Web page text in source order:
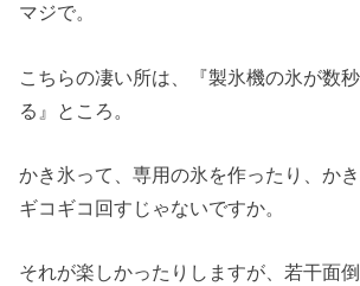
マジで。
こちらの凄い所は、『製氷機の氷が数
る』ところ。
かき氷って、専用の氷を作ったり、か
ギコギコ回すじゃないですか。
それが楽しかったりしますが、若干面